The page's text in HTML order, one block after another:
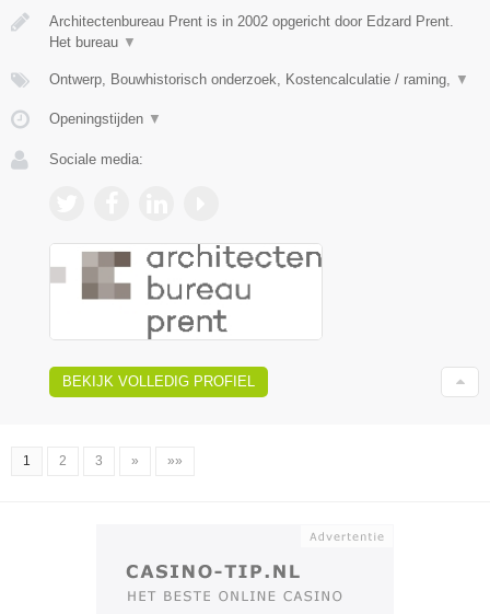
Architectenbureau Prent is in 2002 opgericht door Edzard Prent.
Het bureau ▼
Ontwerp, Bouwhistorisch onderzoek, Kostencalculatie / raming, ▼
Openingstijden ▼
Sociale media:
BEKIJK VOLLEDIG PROFIEL
1 2 3 » »»